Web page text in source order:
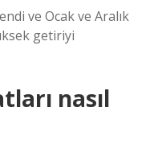
ve Ocak ve Aralık
getiriyi
nasıl